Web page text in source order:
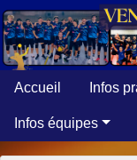
Accueil Infos
Infos équipes
Panneau de gestion